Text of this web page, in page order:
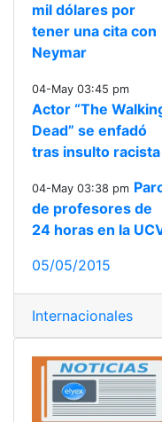
mil dólares por
tener una cita con
Neymar
04-May 03:45 pm
Actor “The
Dead” se enfadó
tras insulto racista
04-May 03:38 pm
de profesores de
24 horas en la
05/05/2015
Internacionales